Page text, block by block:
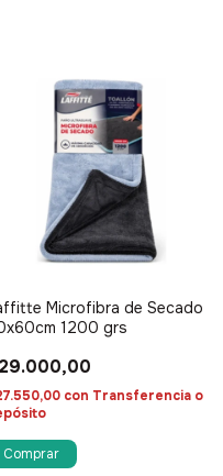
Microfibra de Secado
1200 grs
con Transferencia o